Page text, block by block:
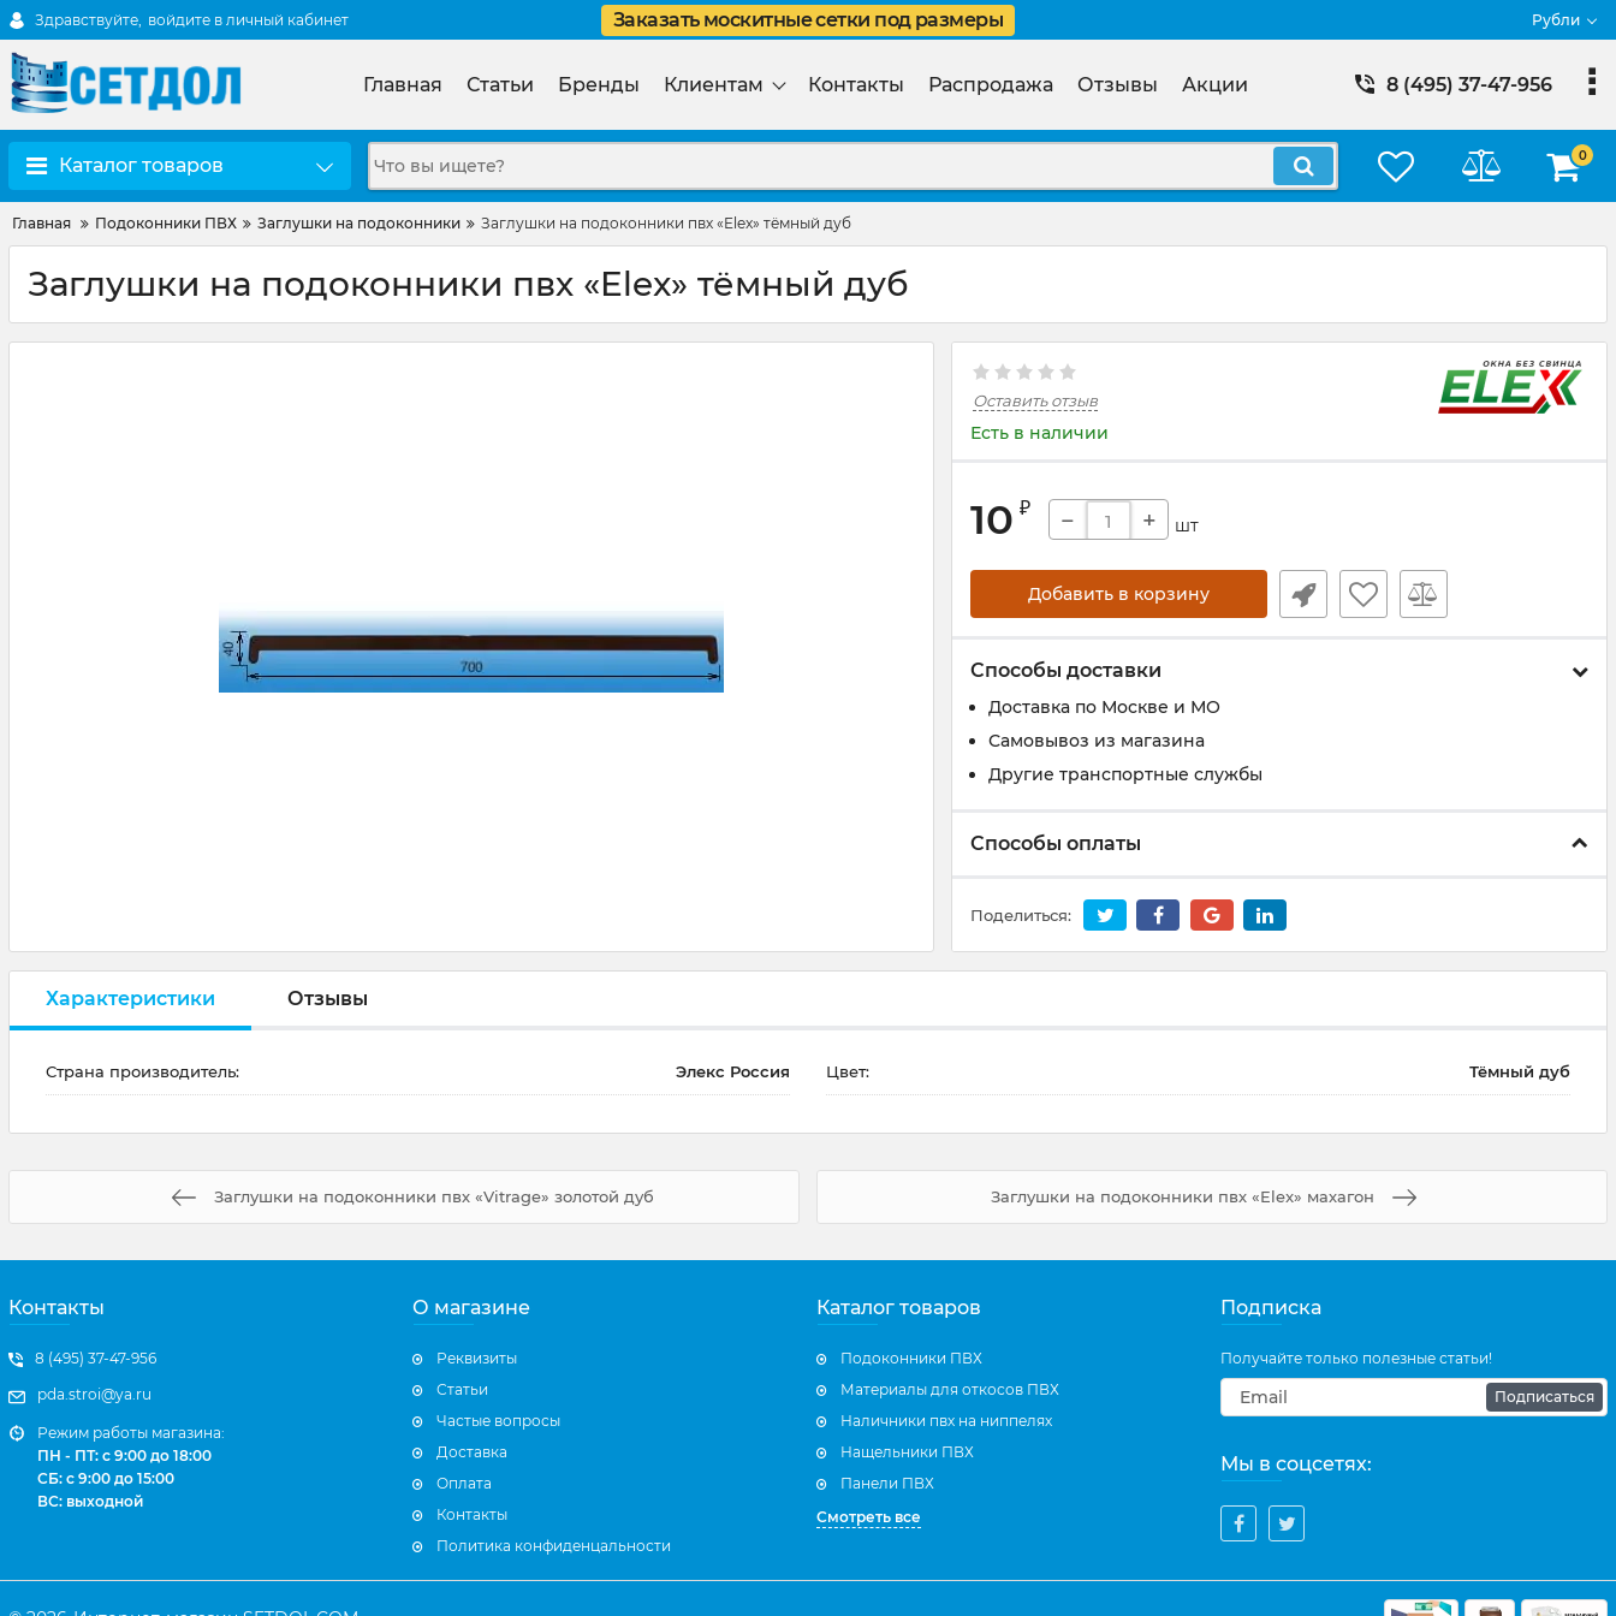
Здравствуйте, войдите в личный кабинет Заказать москитные сетки под размеры Рубли
Главная Статьи Бренды Клиентам Контакты Распродажа Отзывы Акции 8 (495) 37-47-956
Каталог товаров 0
Главная Подоконники ПВХ Заглушки на подоконники Заглушки на подоконники пвх «Elex» тёмный дуб
Заглушки на подоконники пвх «Elex» тёмный дуб
Оставить отзыв
Есть в наличии
10 ₽ − + шт
Добавить в корзину
Способы доставки
Доставка по Москве и МО
Самовывоз из магазина
Другие транспортные службы
Способы оплаты
Поделиться:
Характеристики Отзывы
Страна производитель: Элекс Россия Цвет: Тёмный дуб
Заглушки на подоконники пвх «Vitrage» золотой дуб Заглушки на подоконники пвх «Elex» махагон
Контакты
8 (495) 37-47-956
pda.stroi@ya.ru
Режим работы магазина:
ПН - ПТ: с 9:00 до 18:00
СБ: с 9:00 до 15:00
ВС: выходной
О магазине
Реквизиты
Статьи
Частые вопросы
Доставка
Оплата
Контакты
Политика конфиденцальности
Каталог товаров
Подоконники ПВХ
Материалы для откосов ПВХ
Наличники пвх на ниппелях
Нащельники ПВХ
Панели ПВХ
Смотреть все
Подписка
Получайте только полезные статьи!
Подписаться
Мы в соцсетях: